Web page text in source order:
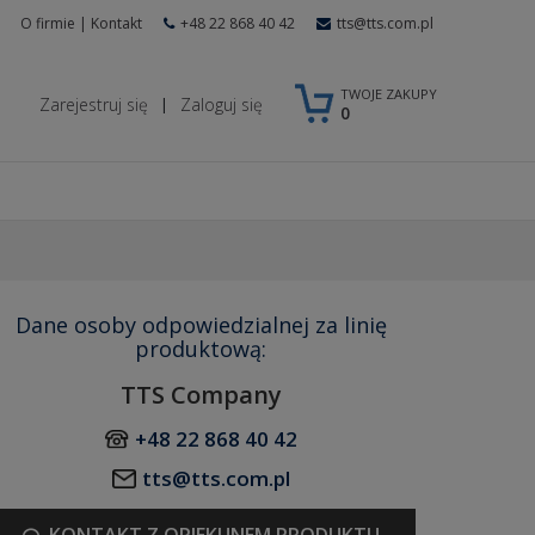
O firmie | Kontakt +48 22 868 40 42 tts@tts.com.pl
TWOJE ZAKUPY
0
Zarejestruj się | Zaloguj się
Dane osoby odpowiedzialnej za linię
produktową:
TTS Company
+48 22 868 40 42
tts@tts.com.pl